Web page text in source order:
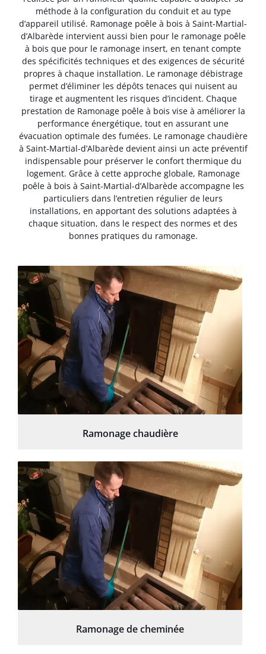
méthode à la configuration du conduit et au type
d’appareil utilisé. Ramonage poêle à bois à Saint-Martial-
d’Albarède intervient aussi bien pour le ramonage poêle
à bois que pour le ramonage insert, en tenant compte
des spécificités techniques et des exigences de sécurité
propres à chaque installation. Le ramonage débistrage
permet d’éliminer les dépôts tenaces qui nuisent au
tirage et augmentent les risques d’incident. Chaque
prestation de Ramonage poêle à bois vise à améliorer la
performance énergétique, tout en assurant une
évacuation optimale des fumées. Le ramonage chaudière
à Saint-Martial-d’Albarède devient ainsi un acte préventif
indispensable pour préserver le confort thermique du
logement. Grâce à cette approche globale, Ramonage
poêle à bois à Saint-Martial-d’Albarède accompagne les
particuliers dans l’entretien régulier de leurs
installations, en apportant des solutions adaptées à
chaque situation, dans le respect des normes et des
bonnes pratiques du ramonage.
Ramonage chaudière
Ramonage de cheminée